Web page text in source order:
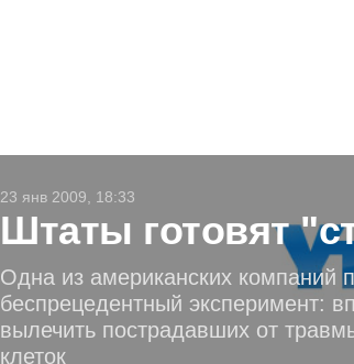
23 янв 2009, 18:33
Штаты готовят
Одна из американских компаний
беспрецедентный эксперимент:
вылечить пострадавших от
клеток